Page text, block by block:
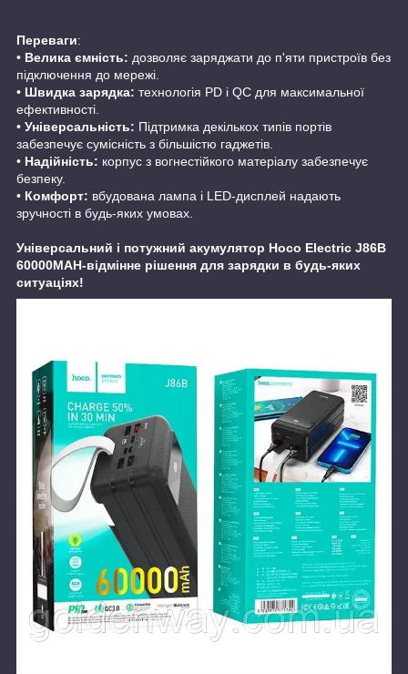
Переваги:
• Велика ємність: дозволяє заряджати до п'яти пристроїв без
підключення до мережі.
• Швидка зарядка: технологія PD і QC для максимальної
ефективності.
• Універсальність: Підтримка декількох типів портів
забезпечує сумісність з більшістю гаджетів.
• Надійність: корпус з вогнестійкого матеріалу забезпечує
безпеку.
• Комфорт: вбудована лампа і LED-дисплей надають
зручності в будь-яких умовах.
Універсальний і потужний акумулятор Hoco Electric J86B
60000MAH-відмінне рішення для зарядки в будь-яких
ситуаціях!